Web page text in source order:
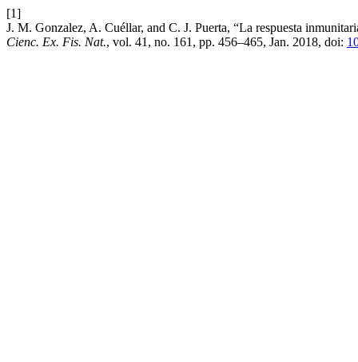
[1]
J. M. Gonzalez, A. Cuéllar, and C. J. Puerta, “La respuesta
Cienc. Ex. Fis. Nat., vol. 41, no. 161, pp. 456–465, Jan. 2018, doi: